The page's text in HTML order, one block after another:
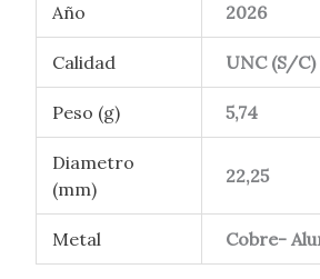
Año 2026
Calidad UNC (S/C)
Peso (g) 5,74
Diametro
(mm)
22,25
Metal Cobre-